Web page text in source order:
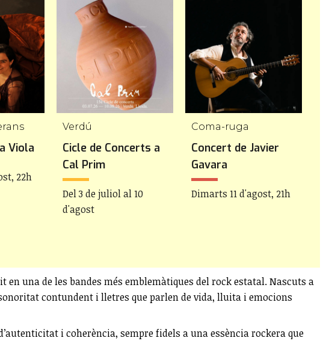
Viola
22h
Verdú
Cicle de Concerts a
Cal Prim
Del 3 de juliol al 10
d'agost
Coma-ruga
Concert de Javier
Gavara
Dimarts 11 d'agost, 21h
en una de les bandes més emblemàtiques del rock estatal. Nascuts a
contundent i lletres que parlen de vida, lluita i emocions
i coherència, sempre fidels a una essència rockera que